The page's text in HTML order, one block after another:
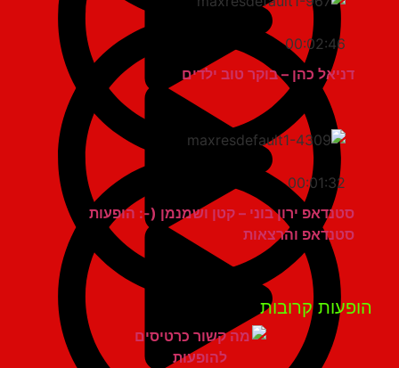
00:02:46
דניאל כהן – בוקר טוב ילדים
00:01:32
סטנדאפ ירון בוני – קטן ושמנמן (-: הופעות
סטנדאפ והרצאות
קרובות